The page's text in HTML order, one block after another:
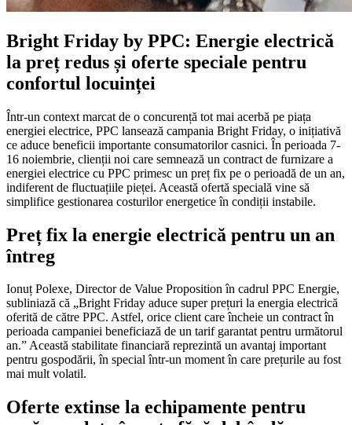
Bright Friday by PPC: Energie electrică
la preț redus și oferte speciale pentru
confortul locuinței
Într-un context marcat de o concurență tot mai acerbă pe piața
energiei electrice, PPC lansează campania Bright Friday, o inițiativă
ce aduce beneficii importante consumatorilor casnici. În perioada 7-
16 noiembrie, clienții noi care semnează un contract de furnizare a
energiei electrice cu PPC primesc un preț fix pe o perioadă de un an,
indiferent de fluctuațiile pieței. Această ofertă specială vine să
simplifice gestionarea costurilor energetice în condiții instabile.
Preț fix la energie electrică pentru un an
întreg
Ionuț Polexe, Director de Value Proposition în cadrul PPC Energie,
subliniază că „Bright Friday aduce super prețuri la energia electrică
oferită de către PPC. Astfel, orice client care încheie un contract în
perioada campaniei beneficiază de un tarif garantat pentru următorul
an.” Această stabilitate financiară reprezintă un avantaj important
pentru gospodării, în special într-un moment în care prețurile au fost
mai mult volatil.
Oferte extinse la echipamente pentru